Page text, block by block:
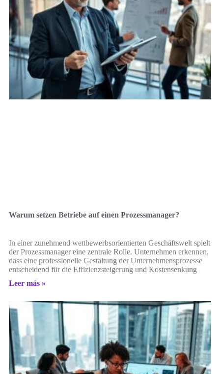
Warum setzen Betriebe auf einen Prozessmanager?
In einer zunehmend wettbewerbsorientierten Geschäftswelt spielt
der Prozessmanager eine zentrale Rolle. Unternehmen erkennen,
dass eine professionelle Gestaltung der Unternehmensprozesse
entscheidend für die Effizienzsteigerung und Kostensenkung
Leer más »